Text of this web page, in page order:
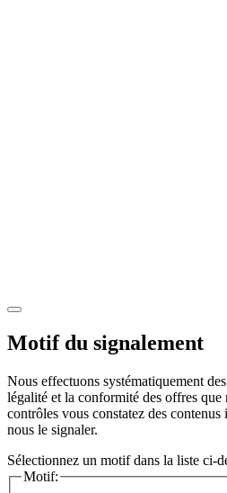
Motif du signalement
Nous effectuons systématiquement
légalité et la conformité des offres
contrôles vous constatez des
nous le signaler.
Sélectionnez un motif dans la liste ci-
Motif: